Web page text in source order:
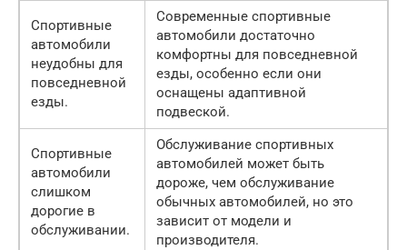
Спортивные
автомобили
неудобны для
повседневной
езды.
Современные спортивные
автомобили достаточно
комфортны для повседневной
езды, особенно если они
оснащены адаптивной
подвеской.
Спортивные
автомобили
слишком
дорогие в
обслуживании.
Обслуживание спортивных
автомобилей может быть
дороже, чем обслуживание
обычных автомобилей, но это
зависит от модели и
производителя.